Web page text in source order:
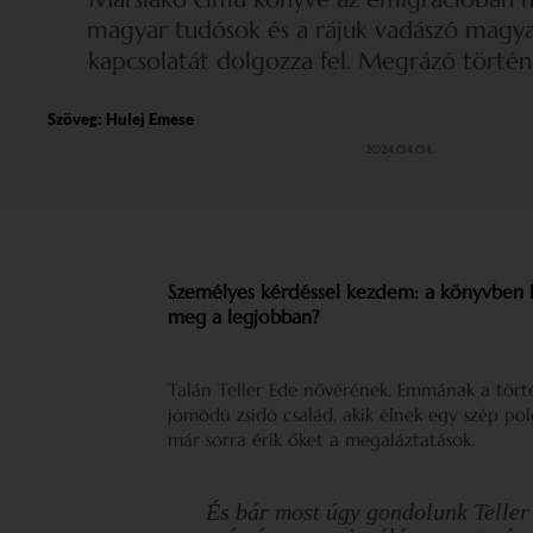
magyar tudósok és a rájuk vadászó
kapcsolatát dolgozza fel. Megrázó
Szöveg: Hulej Emese
2024.04.04.
Személyes kérdéssel kezdem: a
meg a legjobban?
Talán Teller Ede nővérének, Emmának a
jómódú zsidó család, akik élnek egy szép
már sorra érik őket a megaláztatások.
És bár most úgy gondolunk